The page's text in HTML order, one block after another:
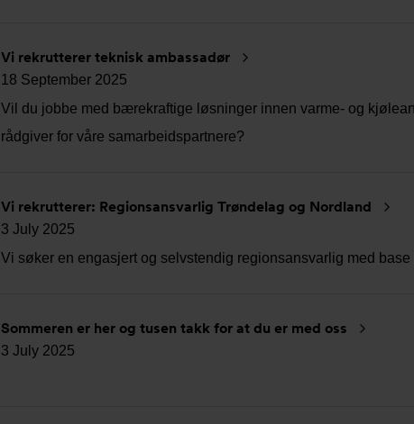
Vi rekrutterer teknisk ambassadør
18 September 2025
Vil du jobbe med bærekraftige løsninger innen varme- og
rådgiver for våre samarbeidspartnere?
Vi rekrutterer: Regionsansvarlig Trøndelag og Nordland
3 July 2025
Vi søker en engasjert og selvstendig regionsansvarlig med base
Sommeren er her og tusen takk for at du er med oss
3 July 2025